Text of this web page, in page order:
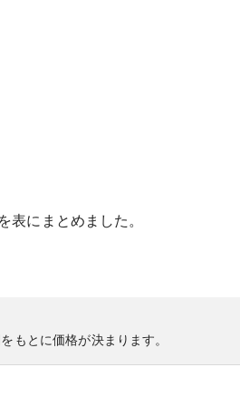
表にまとめました。
もとに価格が決まります。